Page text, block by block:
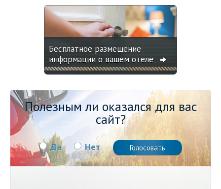
Бесплатное размещение
информации о вашем отеле
Полезным ли оказался для вас
сайт?
Да Нет